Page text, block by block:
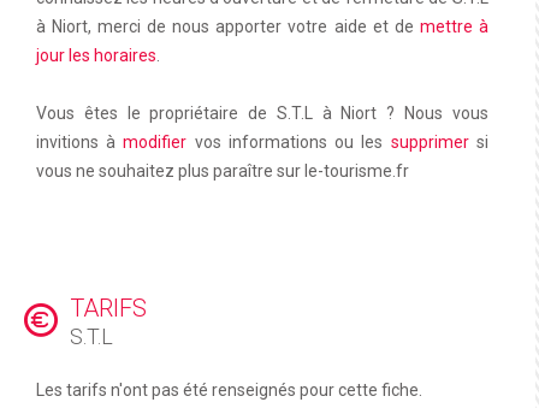
à Niort, merci de nous apporter votre aide et de mettre à
jour les horaires.
Vous êtes le propriétaire de S.T.L à Niort ? Nous vous
invitions àmodifier vos informations ou les supprimersi
vous ne souhaitez plus paraître sur le-tourisme.fr
TARIFS
S.T.L
Les tarifs n'ont pas été renseignés pour cette fiche.